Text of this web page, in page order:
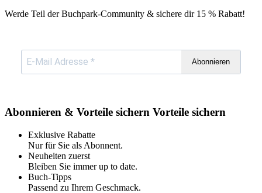
Werde Teil der Buchpark-Community & sichere dir 15 % Rabatt!
Abonnieren
Abonnieren & Vorteile sichern Vorteile sichern
Exklusive Rabatte
Nur für Sie als Abonnent.
Neuheiten zuerst
Bleiben Sie immer up to date.
Buch-Tipps
Passend zu Ihrem Geschmack.